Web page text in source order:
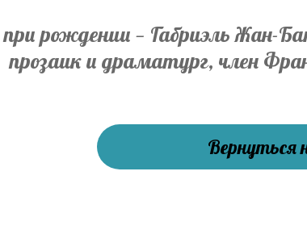
рождении — Габриэль Жан-
прозаик и драматург, член
Вернуться